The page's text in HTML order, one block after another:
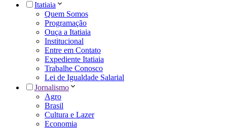
Itatiaia
Quem Somos
Programação
Ouça a Itatiaia
Institucional
Entre em Contato
Expediente Itatiaia
Trabalhe Conosco
Lei de Igualdade Salarial
Jornalismo
Agro
Brasil
Cultura e Lazer
Economia